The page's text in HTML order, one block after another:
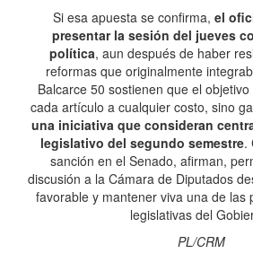
Si esa apuesta se confirma, el
presentar la sesión del jueves
política, aun después de haber
reformas que originalmente
Balcarce 50 sostienen que el
cada artículo a cualquier costo, sino
una iniciativa que consideran
legislativo del segundo semestre.
sanción en el Senado, afirman,
discusión a la Cámara de Diputados
favorable y mantener viva una de las
legislativas del
PL/CRM